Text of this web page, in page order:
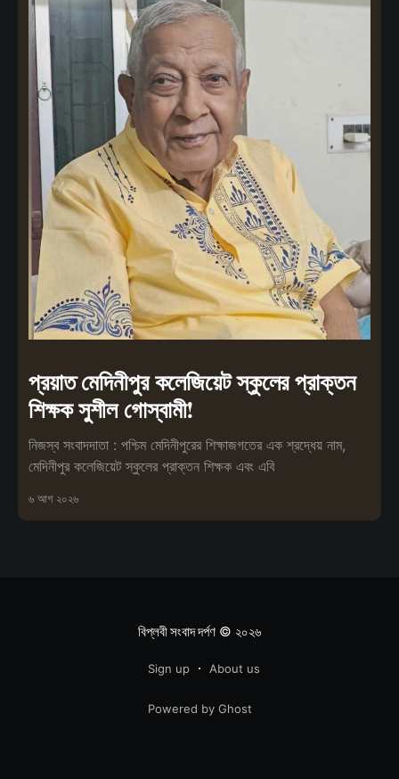
প্রয়াত মেদিনীপুর কলেজিয়েট স্কুলের প্রাক্তন
শিক্ষক সুশীল গোস্বামী!
নিজস্ব সংবাদদাতা : পশ্চিম মেদিনীপুরের শিক্ষাজগতের এক শ্রদ্ধেয় নাম,
মেদিনীপুর কলেজিয়েট স্কুলের প্রাক্তন শিক্ষক এবং এবি
৬ আগ ২০২৬
বিপ্লবী সংবাদ দর্পণ© ২০২৬
Sign up About us
Powered by Ghost